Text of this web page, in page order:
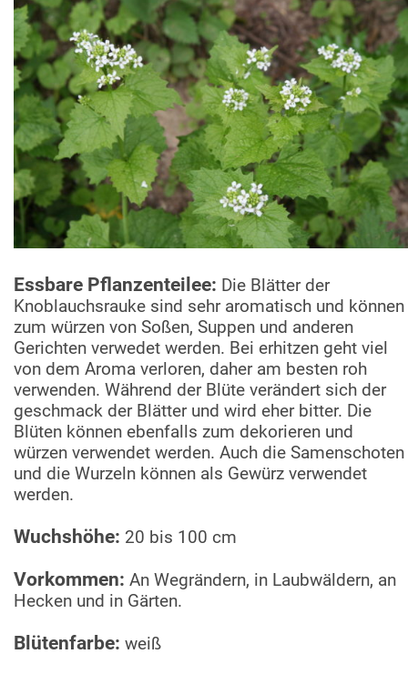
Essbare Pflanzenteilee: Die Blätter der
Knoblauchsrauke sind sehr aromatisch und können
zum würzen von Soßen, Suppen und anderen
Gerichten verwedet werden. Bei erhitzen geht viel
von dem Aroma verloren, daher am besten roh
verwenden. Während der Blüte verändert sich der
geschmack der Blätter und wird eher bitter. Die
Blüten können ebenfalls zum dekorieren und
würzen verwendet werden. Auch die Samenschoten
und die Wurzeln können als Gewürz verwendet
werden.
Wuchshöhe: 20 bis 100 cm
Vorkommen: An Wegrändern, in Laubwäldern, an
Hecken und in Gärten.
Blütenfarbe: weiß